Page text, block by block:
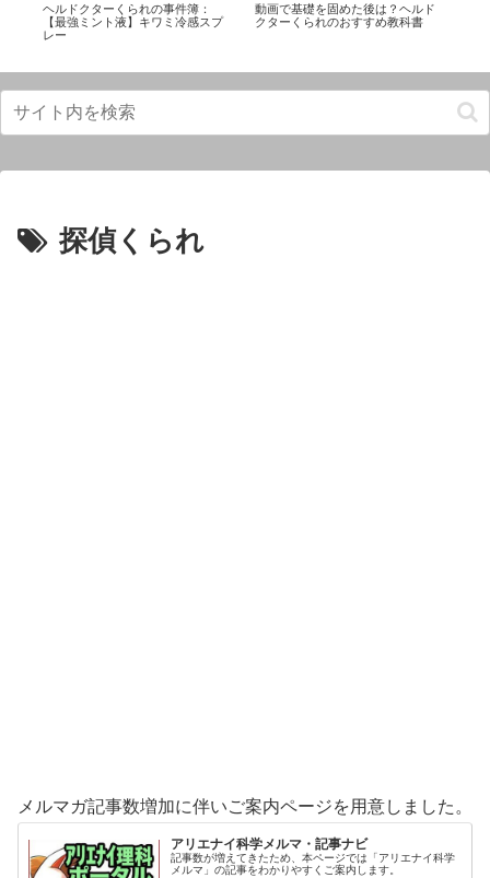
ヘルドクターくられの事件簿：
【最強ミント液】キワミ冷感スプ
レー
動画で基礎を固めた後は？ヘルド
クターくられのおすすめ教科書
探偵くられ
メルマガ記事数増加に伴いご案内ページを用意しました。
アリエナイ科学メルマ・記事ナビ
記事数が増えてきたため、本ページでは「アリエナイ科学
メルマ」の記事をわかりやすくご案内します。